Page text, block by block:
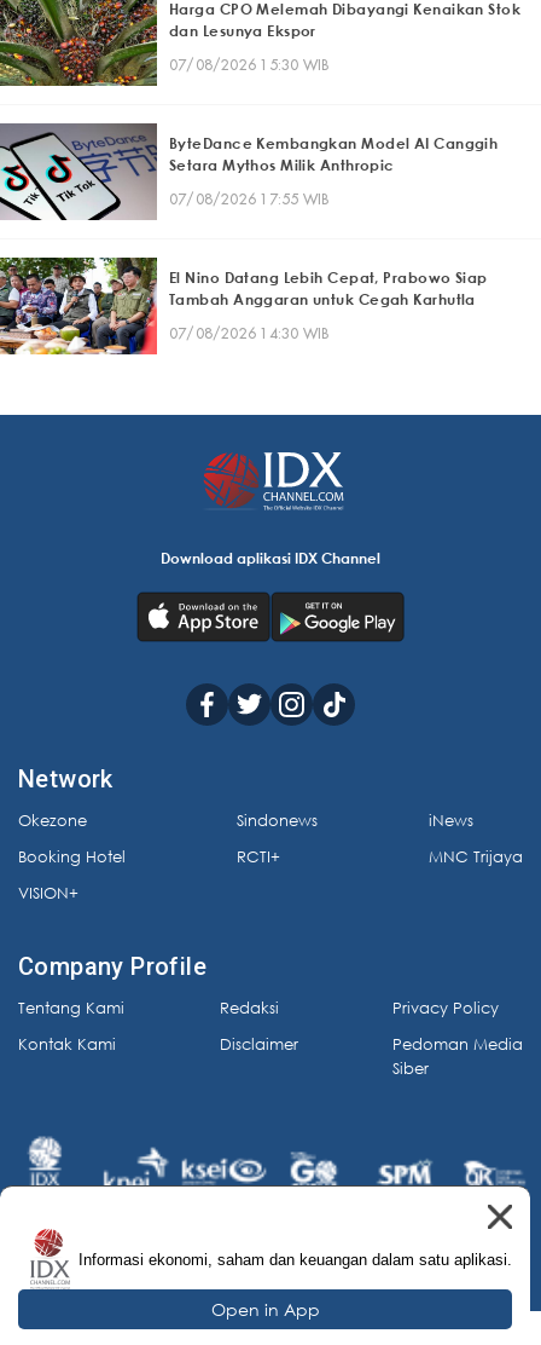
Harga CPO Melemah Dibayangi Kenaikan Stok
dan Lesunya Ekspor
07/08/2026 15:30 WIB
ByteDance Kembangkan Model AI Canggih
Setara Mythos Milik Anthropic
07/08/2026 17:55 WIB
El Nino Datang Lebih Cepat, Prabowo Siap
Tambah Anggaran untuk Cegah Karhutla
07/08/2026 14:30 WIB
Download aplikasi IDX Channel
Network
Okezone
Booking Hotel
VISION+
Sindonews
RCTI+
iNews
MNC Trijaya
Company Profile
Tentang Kami
Kontak Kami
Redaksi
Disclaimer
Privacy Policy
Pedoman Media
Siber
© 2026 IDX Channel. All Rights Reserved.
Informasi ekonomi, saham dan keuangan dalam satu aplikasi.
Open in App